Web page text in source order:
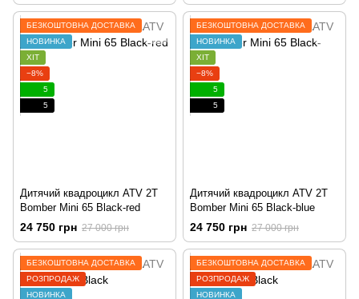
БЕЗКОШТОВНА ДОСТАВКА
НОВИНКА
ХІТ
−8%
5
5
Дитячий квадроцикл ATV 2T
Bomber Mini 65 Black-red
24 750 грн 27 000 грн
БЕЗКОШТОВНА ДОСТАВКА
НОВИНКА
ХІТ
−8%
5
5
Дитячий квадроцикл ATV 2T
Bomber Mini 65 Black-blue
24 750 грн 27 000 грн
БЕЗКОШТОВНА ДОСТАВКА
РОЗПРОДАЖ
НОВИНКА
БЕЗКОШТОВНА ДОСТАВКА
РОЗПРОДАЖ
НОВИНКА